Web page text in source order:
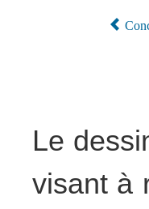
Le
visant à